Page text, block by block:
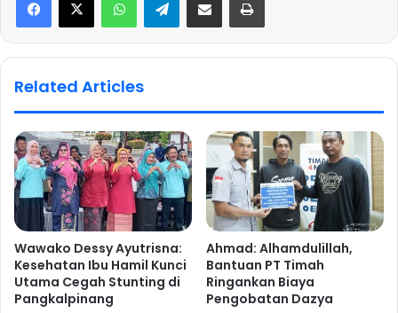
Related Articles
Wawako Dessy Ayutrisna:
Kesehatan Ibu Hamil Kunci
Utama Cegah Stunting di
Pangkalpinang
Ahmad: Alhamdulillah,
Bantuan PT Timah
Ringankan Biaya
Pengobatan Dazya